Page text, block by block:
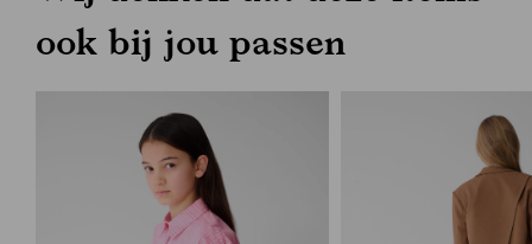
ook bij jou passen